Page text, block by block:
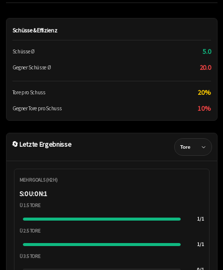
Schüsse & Effizienz
Schüsse Ø 5.0
Gegner Schüsse Ø 20.0
Tore pro Schuss 20%
Gegner Tore pro Schuss 10%
🔄 Letzte Ergebnisse
MEHR GOALS (H2H)
S:0 U:0 N:1
Ü 1.5 TORE
1/1
Ü 2.5 TORE
1/1
Ü 3.5 TORE